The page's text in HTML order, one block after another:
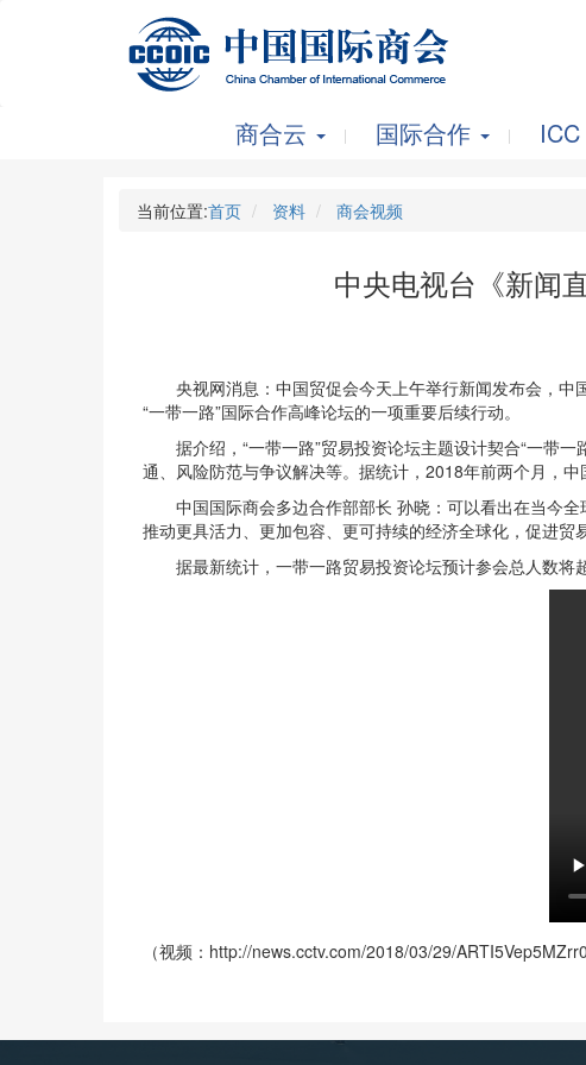
商合云 国际合作
当前位置:首页 资料 商会视频
中央电视台《新闻
央视网消息：中国贸促会今天上午举行新闻发布会，中
“一带一路”国际合作高峰论坛的一项重要后续行动。
据介绍，“一带一路”贸易投资论坛主题设计契合“一带一
通、风险防范与争议解决等。据统计，2018年前两个月，
中国国际商会多边合作部部长 孙晓：可以看出在当今全
推动更具活力、更加包容、更可持续的经济全球化，促进
据最新统计，一带一路贸易投资论坛预计参会总人数将
（视频：http://news.cctv.com/2018/03/29/